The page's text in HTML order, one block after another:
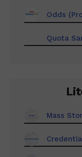
Odds
Quota
Mass